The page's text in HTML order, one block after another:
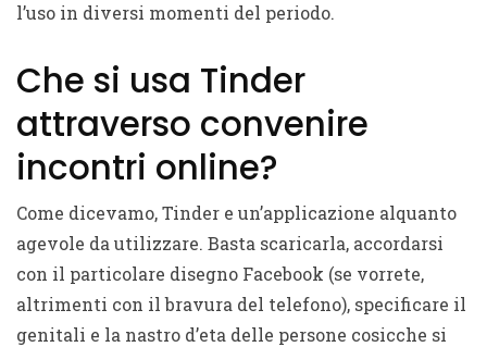
l’uso in diversi momenti del periodo.
Che si usa Tinder
attraverso convenire
incontri online?
Come dicevamo, Tinder e un’applicazione alquanto
agevole da utilizzare. Basta scaricarla, accordarsi
con il particolare disegno Facebook (se vorrete,
altrimenti con il bravura del telefono), specificare il
genitali e la nastro d’eta delle persone cosicche si